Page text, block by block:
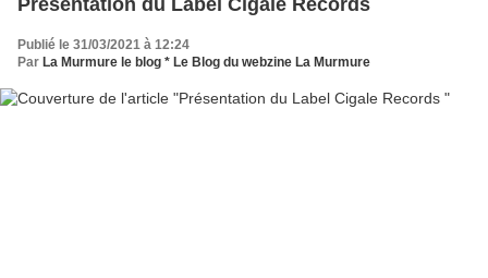
Publié le 31/03/2021 à 12:24
Par La Murmure le blog * Le Blog du webzine La Murmure